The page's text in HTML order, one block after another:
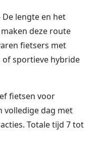
De lengte en het
deze route
fietsers met
of sportieve hybride
fietsen voor
volledige dag met
Totale tijd 7 tot